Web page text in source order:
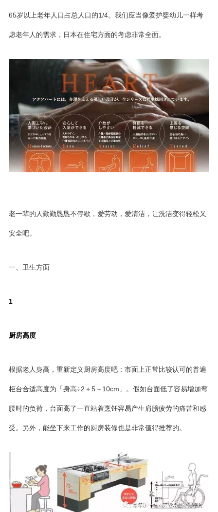
65岁以上老年人口占总人口的1/4。我们应当像爱护婴幼儿一样考
虑老年人的需求，日本在住宅方面的考虑非常全面。
老一辈的人勤勤恳恳不停歇，爱劳动，爱清洁，让洗洁变得轻松又
安全吧。
一、卫生方面
1
厨房高度
根据老人身高，重新定义厨房高度吧：市面上正常比较认可的普遍
柜台合适高度为「身高÷2＋5～10cm」。假如台面低了容易增加弯
腰时的负荷，台面高了一直站着烹饪容易产生肩膀疲劳的痛苦和感
受。另外，能坐下来工作的厨房装修也是非常值得推荐的。